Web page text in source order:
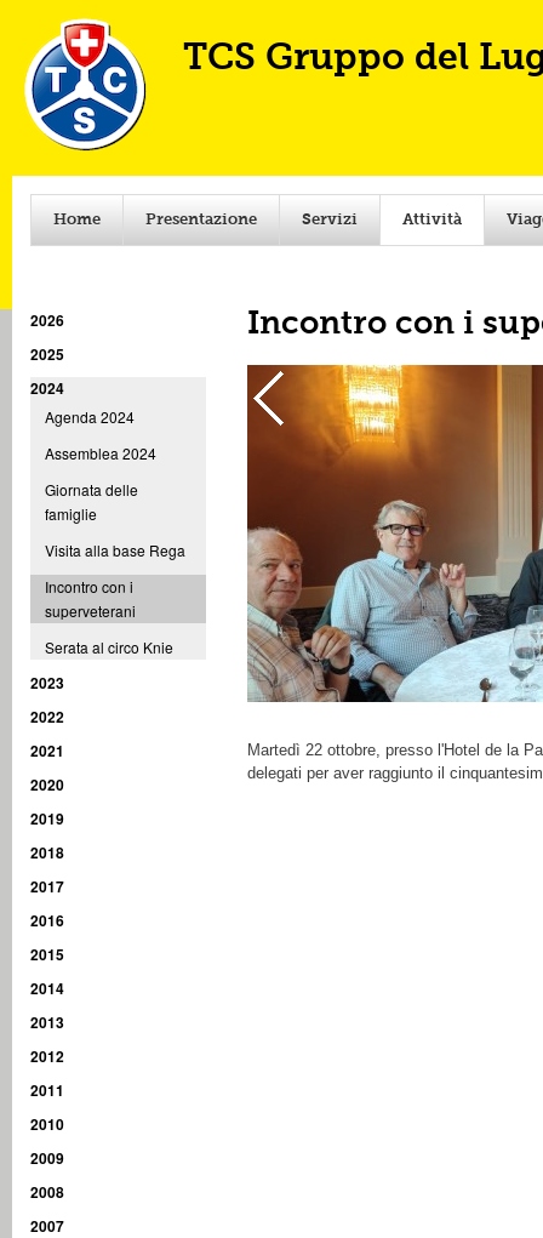
TCS Gruppo del
Home Presentazione Servizi Attività
2026
2025
2024
Agenda 2024
Assemblea 2024
Giornata delle
famiglie
Visita alla base Rega
Incontro con i
superveterani
Serata al circo Knie
2023
2022
2021
2020
2019
2018
2017
2016
2015
2014
2013
2012
2011
2010
2009
2008
2007
Incontro con i
Martedì 22 ottobre, presso l'Hotel de la
delegati per aver raggiunto il